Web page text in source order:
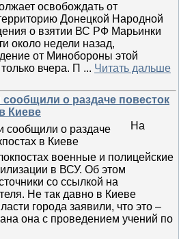
освобождать от
Донецкой Народной
о взятии ВС РФ Марьинки
около недели назад,
от Минобороны этой
вчера. П ... Читать дальше
сообщили о раздаче повесток
Киеве
На
военные и полицейские
в ВСУ. Об этом
со ссылкой на
Не так давно в Киеве
города заявили, что это –
она с проведением учений по